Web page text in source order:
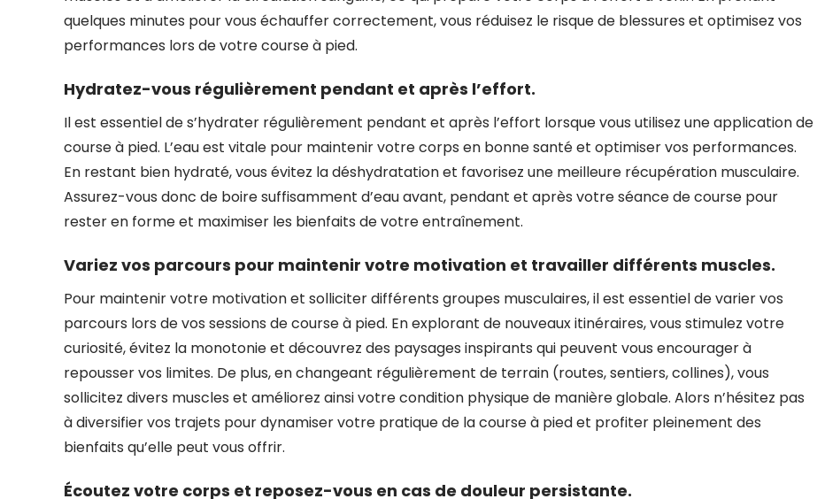
quelques minutes pour vous échauffer correctement, vous réduisez le risque de blessures et optimisez vos
performances lors de votre course à pied.
Hydratez-vous régulièrement pendant et après l’effort.
Il est essentiel de s’hydrater régulièrement pendant et après l’effort lorsque vous utilisez une application de
course à pied. L’eau est vitale pour maintenir votre corps en bonne santé et optimiser vos performances.
En restant bien hydraté, vous évitez la déshydratation et favorisez une meilleure récupération musculaire.
Assurez-vous donc de boire suffisamment d’eau avant, pendant et après votre séance de course pour
rester en forme et maximiser les bienfaits de votre entraînement.
Variez vos parcours pour maintenir votre motivation et travailler différents muscles.
Pour maintenir votre motivation et solliciter différents groupes musculaires, il est essentiel de varier vos
parcours lors de vos sessions de course à pied. En explorant de nouveaux itinéraires, vous stimulez votre
curiosité, évitez la monotonie et découvrez des paysages inspirants qui peuvent vous encourager à
repousser vos limites. De plus, en changeant régulièrement de terrain (routes, sentiers, collines), vous
sollicitez divers muscles et améliorez ainsi votre condition physique de manière globale. Alors n’hésitez pas
à diversifier vos trajets pour dynamiser votre pratique de la course à pied et profiter pleinement des
bienfaits qu’elle peut vous offrir.
Écoutez votre corps et reposez-vous en cas de douleur persistante.